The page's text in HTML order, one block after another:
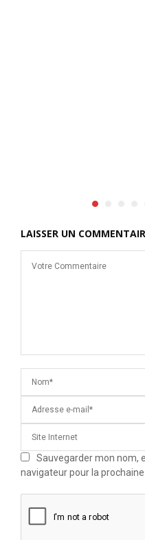
LAISSER UN
Sauvegarder mon nom,
navigateur pour la